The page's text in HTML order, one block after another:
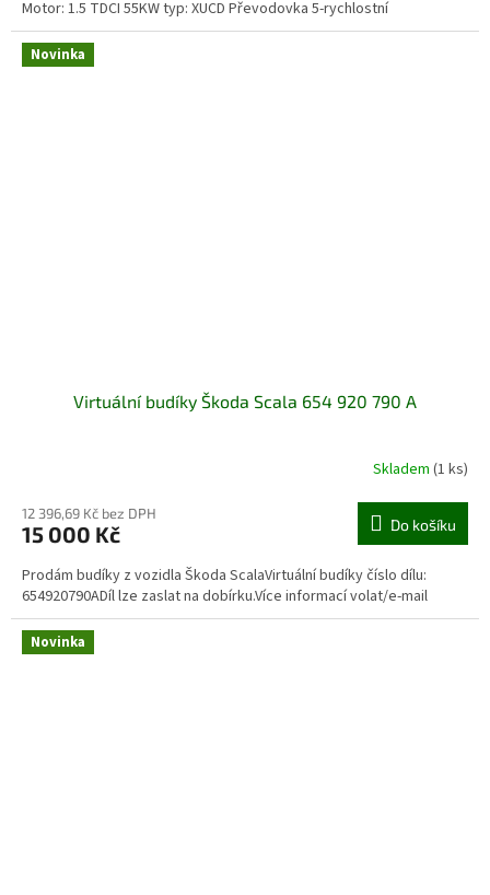
Motor: 1.5 TDCI 55KW typ: XUCD Převodovka 5-rychlostní
Novinka
Virtuální budíky Škoda Scala 654 920 790 A
Skladem (1 ks)
12 396,69 Kč bez DPH
15 000 Kč Do košíku
Prodám budíky z vozidla Škoda ScalaVirtuální budíky číslo dílu:
654920790ADíl lze zaslat na dobírku.Více informací volat/e-mail
Novinka